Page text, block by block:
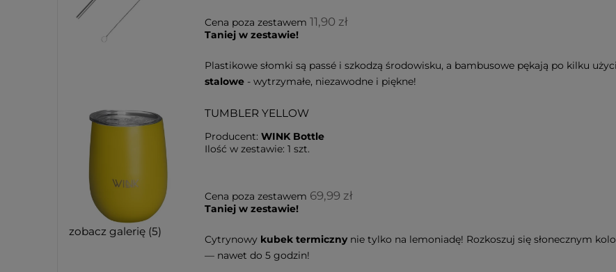
Cena poza zestawem11,90 zł
Taniej w zestawie!
Plastikowe słomki są passé i szkodzą środowisku, a bambusowe pękają po kilku
stalowe - wytrzymałe, niezawodne i piękne!
zobacz galerię (5)
TUMBLER YELLOW
Producent:WINK Bottle
Ilość w zestawie:1 szt.
Cena poza zestawem 69,99 zł
Taniej w zestawie!
Cytrynowy kubek termiczny nie tylko na lemoniadę! Rozkoszuj się słonecznym
— nawet do 5 godzin!